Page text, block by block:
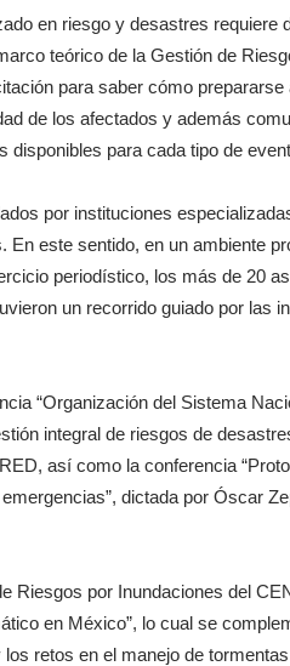
en riesgo y desastres requiere
teórico de la Gestión de
para saber cómo
de los afectados y además
disponibles para cada tipo de
por instituciones
este sentido, en un ambiente
periodístico, los más de 20
un recorrido guiado por las
“Organización del Sistema
integral de riesgos de
así como la conferencia
dictada por Óscar
Riesgos por Inundaciones del
en México”, lo cual se
retos en el manejo de